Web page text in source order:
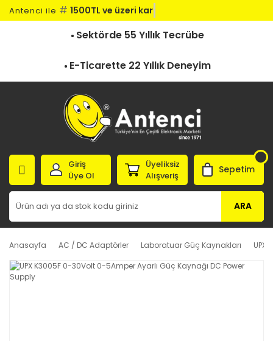
Antenci ile # 1500TL ve üzeri kargo
Sektörde 55 Yıllık Tecrübe
E-Ticarette 22 Yıllık Deneyim
ARA
Giriş
Üye Ol
Üyeliksiz
Alışveriş
Sepetim
Anasayfa AC / DC Adaptörler Laboratuar Güç Kaynakları UPX